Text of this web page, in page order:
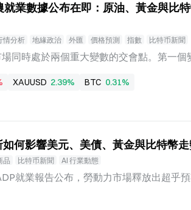
萬美元；營收年增 11%。以過去 12 個月為
AEVA 正處於營收擴張與虧損收窄並行的
度已實現創紀錄營收並超出市場預期，第
表現，為
業數據公布在即：原油、黃金與比
情分析 地緣政治 外匯 價格預測 指數 比特币新聞
同時處於兩個重大變數的交會點。第一個
是否繼續降溫、聯準會是否具備降息空間
據中尋找線索。 第二個變數來自中東地
據伊朗官員稱，聯合國國際海事組織和美國
委員會成員國的認可。 然而，當前資產表
行情數據顯示，WTI原油報77.96美元／桶
行情数据 現貨黃金盤中一度重回4,300
XAUUSD 2.39% BTC 0.31%
何影響美元、美債、黃金與比特幣走
品 比特币新聞 AI 行業動態
就業報告公布，勞動力市場釋放出超乎
僅是美債與美元走勢的短期觸發器，更是